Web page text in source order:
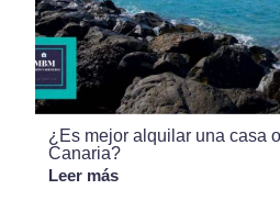
¿Es mejor alquilar una casa
Canaria?
Leer más